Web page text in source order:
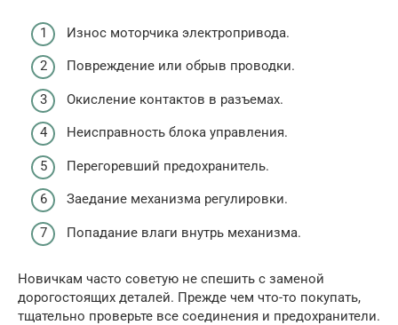
Износ моторчика электропривода.
Повреждение или обрыв проводки.
Окисление контактов в разъемах.
Неисправность блока управления.
Перегоревший предохранитель.
Заедание механизма регулировки.
Попадание влаги внутрь механизма.
Новичкам часто советую не спешить с заменой
дорогостоящих деталей. Прежде чем что-то покупать,
тщательно проверьте все соединения и предохранители.